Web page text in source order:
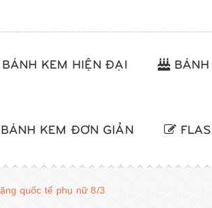
BÁNH KEM HIỆN ĐẠI
KEM ĐƠN GIẢN
quốc tế phụ nữ 8/3